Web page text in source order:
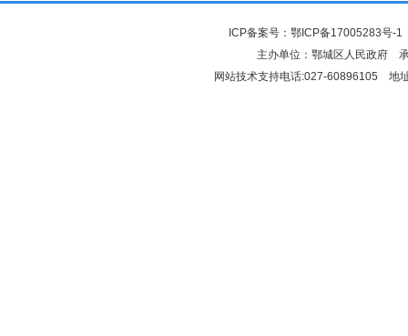
ICP备案号： 鄂ICP备17005283号-1
主办单位：鄂城区人民政府
网站技术支持电话:027-60896105 地